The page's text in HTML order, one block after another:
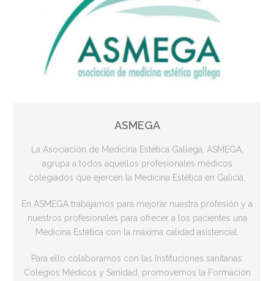
ASMEGA
La Asociación de Medicina Estética Gallega, ASMEGA,
agrupa a todos aquellos profesionales médicos
colegiados que ejercen la Medicina Estética en Galicia.
En ASMEGA trabajamos para mejorar nuestra profesión y a
nuestros profesionales para ofrecer a los pacientes una
Medicina Estética con la máxima calidad asistencial.
Para ello colaboramos con las Instituciones sanitarias:
Colegios Médicos y Sanidad, promovemos la Formación